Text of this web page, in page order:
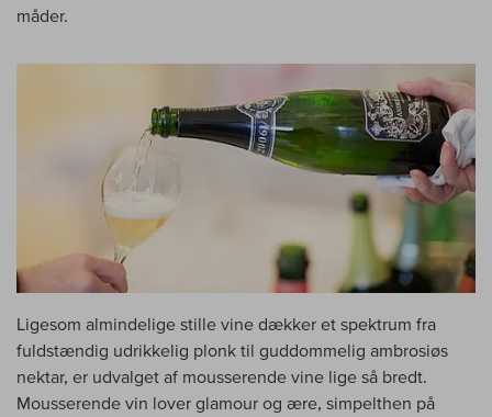
måder.
Ligesom almindelige stille vine dækker et spektrum fra
fuldstændig udrikkelig plonk til guddommelig ambrosiøs
nektar, er udvalget af mousserende vine lige så bredt.
Mousserende vin lover glamour og ære, simpelthen på